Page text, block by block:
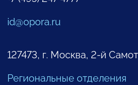
id@opora.ru
127473, г. Москва, 2-й
Региональные отделения